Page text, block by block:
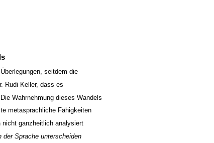
seitdem die
Rudi Keller, dass es
Die Wahrnehmung dieses Wandels
metasprachliche Fähigkeiten
ganzheitlich analysiert
der Sprache unterscheiden